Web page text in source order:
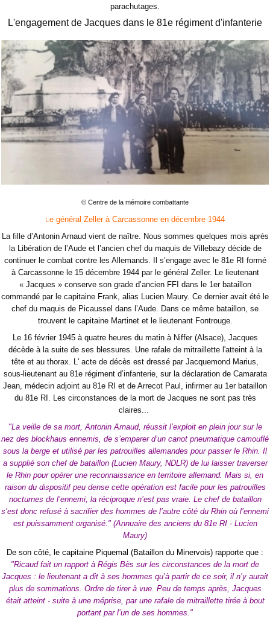
parachutages.
L'engagement de Jacques dans le 81e régiment d'infanterie
© Centre de la mémoire combattante
Le général Zeller à Carcassonne en décembre 1944
La fille d’Antonin Arnaud vient de naître. Nous sommes quelques mois après
la Libération de l’Aude et l’ancien chef du maquis de Villebazy décide de
continuer le combat contre les Allemands. Il s’engage avec le 81e RI formé
à Carcassonne le 15 décembre 1944 par le général Zeller. Le lieutenant
« Jacques » conserve son grade d’ancien FFI dans le 1er bataillon
commandé par le capitaine Frank, alias Lucien Maury. Ce dernier avait été le
chef du maquis de Picaussel dans l’Aude. Dans ce même bataillon, se
trouvent le capitaine Martinet et le lieutenant Fontrouge.
Le 16 février 1945 à quatre heures du matin à Niffer (Alsace), Jacques
décède à la suite de ses blessures. Une rafale de mitraillette l'atteint à la
tête et au thorax. L' acte de décès est dressé par Jacquemond Marius,
sous-lieutenant au 81e régiment d’infanterie, sur la déclaration de Camarata
Jean, médecin adjoint au 81e RI et de Arrecot Paul, infirmer au 1er bataillon
du 81e RI. Les circonstances de la mort de Jacques ne sont pas très
claires...
"La veille de sa mort, Antonin Arnaud, réussit l’exploit en plein jour sur le
nez des blockhaus ennemis, de s’emparer d’un canot pneumatique camouflé
sous la berge et utilisé par les patrouilles allemandes pour passer le Rhin. Il
a supplié son chef de bataillon (Lucien Maury, NDLR) de lui laisser traverser
le Rhin pour opérer une reconnaissance en territoire allemand. Mais si, en
raison du dispositif peu dense cette opération est facile pour les patrouilles
nocturnes de l’ennemi, la réciproque n’est pas vraie. Le chef de bataillon
s’est donc refusé à sacrifier des hommes de l’autre côté du Rhin où l’ennemi
est puissamment organisé." (Annuaire des anciens du 81e RI - Lucien
Maury)
De son côté, le capitaine Piquemal (Bataillon du Minervois) rapporte que :
"Ricaud fait un rapport à Régis Bès sur les circonstances de la mort de
Jacques : le lieutenant a dit à ses hommes qu’à partir de ce soir, il n’y aurait
plus de sommations. Ordre de tirer à vue. Peu de temps après, Jacques
était atteint - suite à une méprise, par une rafale de mitraillette tirée à bout
portant par l’un de ses hommes."